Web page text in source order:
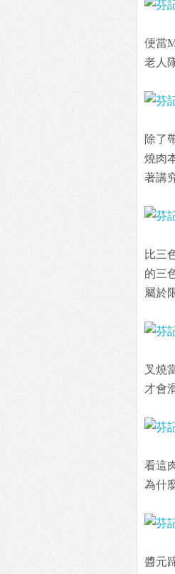
便當
老人
除了
燒肉
著講
比三
的三
屬於
叉燒
才會
看這
為什
醬元